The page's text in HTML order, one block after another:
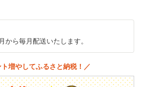
から毎月配送いたします。
増やしてふるさと納税！／